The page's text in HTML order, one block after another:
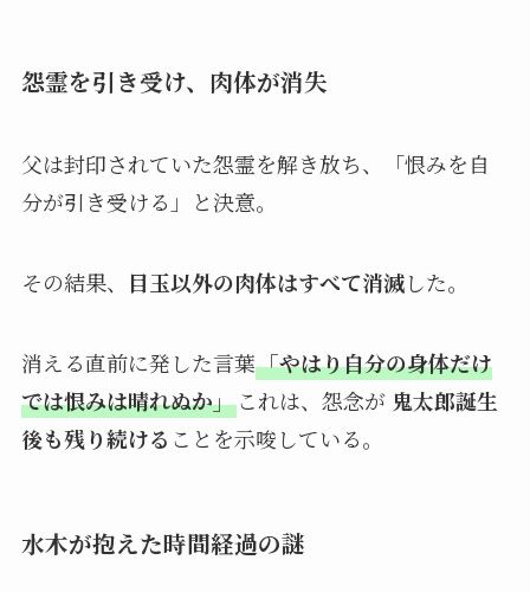
怨霊を引き受け、肉体が消失
父は封印されていた怨霊を解き放ち、「恨みを自
分が引き受ける」と決意。
その結果、 目玉以外の肉体はすべて消滅した。
消える直前に発した言葉「やはり自分の身体だけ
では恨みは晴れぬか」これは、怨念が 鬼太郎誕生
後も残り続ける ことを示唆している。
水木が抱えた時間経過の謎